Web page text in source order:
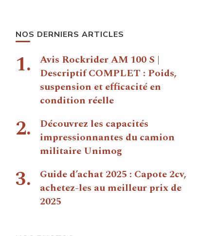
NOS DERNIERS ARTICLES
Avis Rockrider AM 100 S |
Descriptif COMPLET : Poids,
suspension et efficacité en
condition réelle
Découvrez les capacités
impressionnantes du camion
militaire Unimog
Guide d’achat 2025 : Capote 2cv,
achetez-les au meilleur prix de
2025